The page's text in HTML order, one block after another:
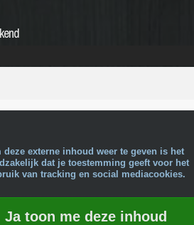
deze externe inhoud weer te geven is het
dat je toestemming geeft voor het
van tracking en social mediacookies.
Ja toon me deze inhoud